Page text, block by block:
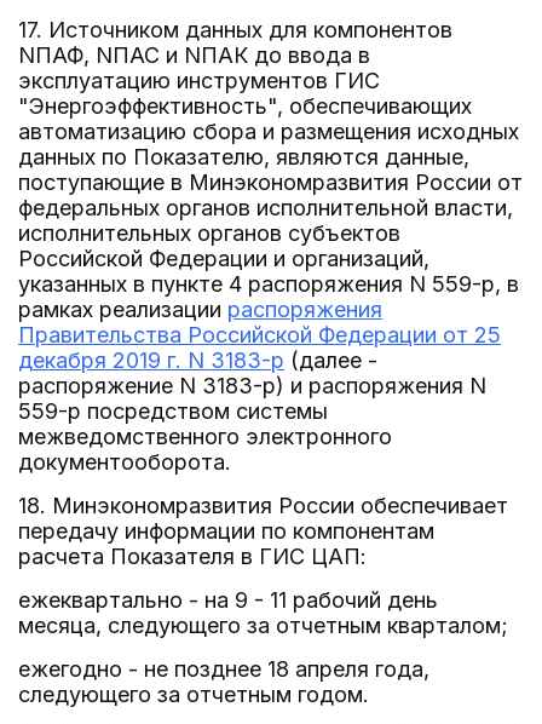
17. Источником данных для компонентов
NПАФ, NПАС и NПАК до ввода в
эксплуатацию инструментов ГИС
"Энергоэффективность", обеспечивающих
автоматизацию сбора и размещения исходных
данных по Показателю, являются данные,
поступающие в Минэкономразвития России от
федеральных органов исполнительной власти,
исполнительных органов субъектов
Российской Федерации и организаций,
указанных в пункте 4 распоряжения N 559-р, в
рамках реализации распоряжения
Правительства Российской Федерации от 25
декабря 2019 г. N 3183-р (далее -
распоряжение N 3183-р) и распоряжения N
559-р посредством системы
межведомственного электронного
документооборота.
18. Минэкономразвития России обеспечивает
передачу информации по компонентам
расчета Показателя в ГИС ЦАП:
ежеквартально - на 9 - 11 рабочий день
месяца, следующего за отчетным кварталом;
ежегодно - не позднее 18 апреля года,
следующего за отчетным годом.